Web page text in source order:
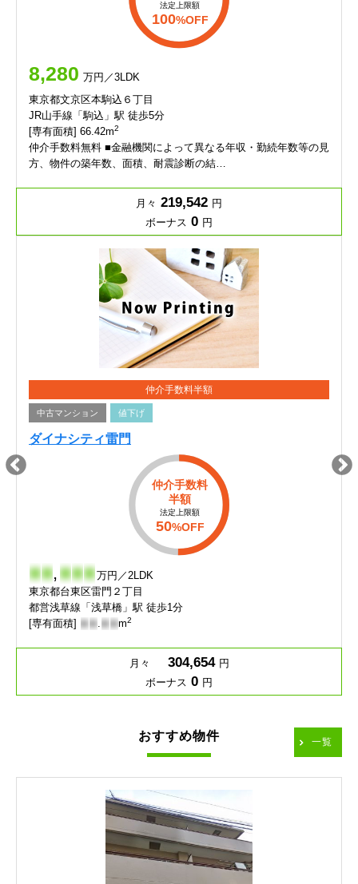
法定上限額
100%OFF
8,280 万円／3LDK
東京都文京区本駒込６丁目
JR山手線「駒込」駅 徒歩5分
[専有面積] 66.42m2
仲介手数料無料 ■金融機関によって異なる年収・勤続年数等の見
方、物件の築年数、面積、耐震診断の結…
月々 219,542 円
ボーナス 0 円
仲介手数料半額
中古マンション 値下げ
ダイナシティ雷門
仲介手数料
半額
法定上限額
50%OFF
- - ,- - - 万円／2LDK
東京都台東区雷門２丁目
都営浅草線「浅草橋」駅 徒歩1分
[専有面積] - - .- - m2
月々 304,654 円
ボーナス 0 円
おすすめ物件 一覧